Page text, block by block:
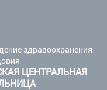
здравоохранения
ЦЕНТРАЛЬНАЯ